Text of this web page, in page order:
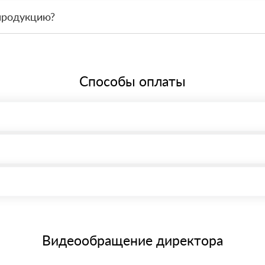
Способы оплаты
через системы электронных платежей.
банковским картам
материала после проверки качества и количества
Видеообращение директора